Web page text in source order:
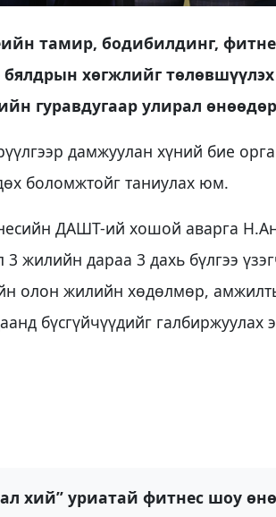
тамир, бодибилдинг,
хөгжлийг төлөвшүүлэх
гуравдугаар улирал
дамжуулан хүний бие
боломжтойг таниулах юм.
ДАШТ-ий хошой аварга
жилийн дараа 3 дахь бүлгээ
олон жилийн хөдөлмөр,
бүсгүйчүүдийг галбиржуулах
хий” уриатай фитнес шоу